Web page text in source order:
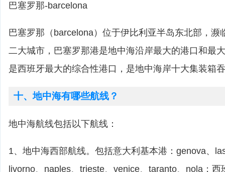
巴塞罗那-barcelona
巴塞罗那（barcelona）位于伊比利亚半岛东北部，濒
二大城市，巴塞罗那港是地中海沿岸最大的港口和最
是西班牙最大的综合性港口，是地中海岸十大集装箱
十、地中海有哪些航线？
地中海航线包括以下航线：
1、地中海西部航线。包括意大利基本港：genova、
livorno、naples、trieste、venice、taranto、nola；西